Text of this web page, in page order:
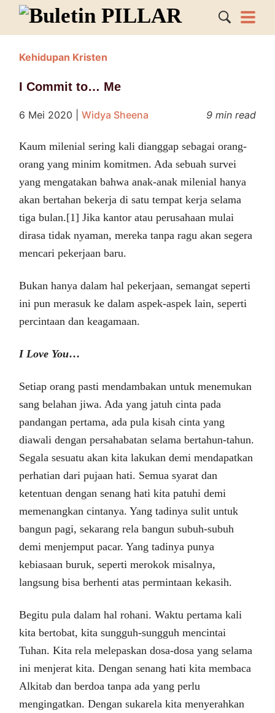
Kehidupan Kristen
I Commit to… Me
6 Mei 2020 |Widya Sheena 9 min read
Kaum milenial sering kali dianggap sebagai orang-
orang yang minim komitmen. Ada sebuah survei
yang mengatakan bahwa anak-anak milenial hanya
akan bertahan bekerja di satu tempat kerja selama
tiga bulan.[1] Jika kantor atau perusahaan mulai
dirasa tidak nyaman, mereka tanpa ragu akan segera
mencari pekerjaan baru.
Bukan hanya dalam hal pekerjaan, semangat seperti
ini pun merasuk ke dalam aspek-aspek lain, seperti
percintaan dan keagamaan.
I Love You…
Setiap orang pasti mendambakan untuk menemukan
sang belahan jiwa. Ada yang jatuh cinta pada
pandangan pertama, ada pula kisah cinta yang
diawali dengan persahabatan selama bertahun-tahun.
Segala sesuatu akan kita lakukan demi mendapatkan
perhatian dari pujaan hati. Semua syarat dan
ketentuan dengan senang hati kita patuhi demi
memenangkan cintanya. Yang tadinya sulit untuk
bangun pagi, sekarang rela bangun subuh-subuh
demi menjemput pacar. Yang tadinya punya
kebiasaan buruk, seperti merokok misalnya,
langsung bisa berhenti atas permintaan kekasih.
Begitu pula dalam hal rohani. Waktu pertama kali
kita bertobat, kita sungguh-sungguh mencintai
Tuhan. Kita rela melepaskan dosa-dosa yang selama
ini menjerat kita. Dengan senang hati kita membaca
Alkitab dan berdoa tanpa ada yang perlu
mengingatkan. Dengan sukarela kita menyerahkan